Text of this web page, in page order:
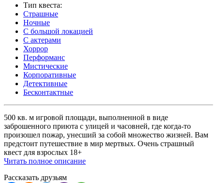
Тип квеста:
Страшные
Ночные
С большой локацией
С актерами
Хоррор
Перформанс
Мистические
Корпоративные
Детективные
Бесконтактные
500 кв. м игровой площади, выполненной в виде
заброшенного приюта с улицей и часовней, где когда-то
произошел пожар, унесший за собой множество жизней. Вам
предстоит путешествие в мир мертвых. Очень страшный
квест для взрослых 18+
Читать полное описание
Рассказать друзьям